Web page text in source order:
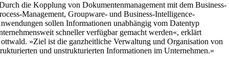
die Kopplung von Dokumentenmanagement mit dem Business-
Management, Groupware- und Business-Intelligence-
sollen Informationen unabhängig vom Datentyp
schneller verfügbar gemacht werden«, erklärt
»Ziel ist die ganzheitliche Verwaltung und Organisation von
und unstrukturierten Informationen im Unternehmen.«